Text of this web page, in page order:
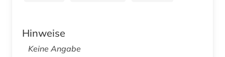
Hinweise
Keine Angabe